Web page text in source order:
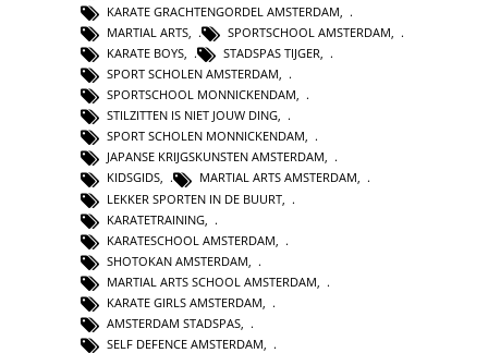
KARATE GRACHTENGORDEL AMSTERDAM
MARTIAL ARTS, SPORTSCHOOL AMSTERDAM,
KARATE BOYS, STADSPAS TIJGER,
SPORT SCHOLEN AMSTERDAM,
SPORTSCHOOL MONNICKENDAM,
STILZITTEN IS NIET JOUW DING,
SPORT SCHOLEN MONNICKENDAM,
JAPANSE KRIJGSKUNSTEN AMSTERDAM,
KIDSGIDS, MARTIAL ARTS AMSTERDAM,
LEKKER SPORTEN IN DE BUURT
KARATETRAINING
KARATESCHOOL AMSTERDAM
SHOTOKAN AMSTERDAM
MARTIAL ARTS SCHOOL AMSTERDAM
KARATE GIRLS AMSTERDAM
AMSTERDAM STADSPAS
SELF DEFENCE AMSTERDAM